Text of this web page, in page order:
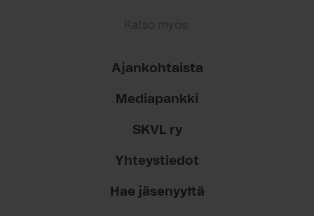
Katso myös:
Ajankohtaista
Mediapankki
SKVL ry
Yhteystiedot
Hae jäsenyyttä